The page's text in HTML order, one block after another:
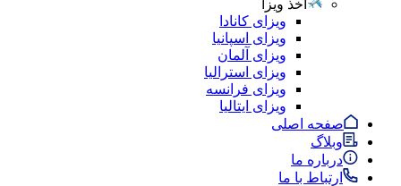
اخذ ویزا
ویزای کانادا
ویزای اسپانیا
ویزای آلمان
ویزای استرالیا
ویزای فرانسه
ویزای ایتالیا
صفحه اصلی
وبلاگ
درباره ما
ارتباط با ما